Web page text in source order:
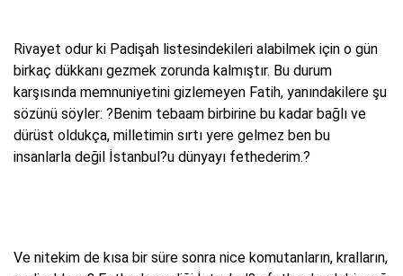
Rivayet odur ki Padişah listesindekileri alabilmek için o gün
birkaç dükkanı gezmek zorunda kalmıştır. Bu durum
karşısında memnuniyetini gizlemeyen Fatih, yanındakilere şu
sözünü söyler: ?Benim tebaam birbirine bu kadar bağlı ve
dürüst oldukça, milletimin sırtı yere gelmez ben bu
insanlarla değil İstanbul?u dünyayı fethederim.?
Ve nitekim de kısa bir süre sonra nice komutanların, kralların,